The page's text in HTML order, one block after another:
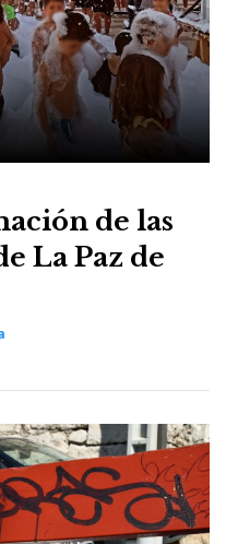
de las
La Paz de